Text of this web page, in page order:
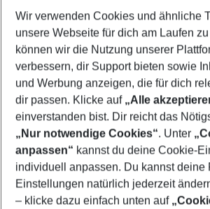
Pauschalreisen Kavala
Frübucher Angebote Kavala für
Urlaub Kavala
Flug & Hotel Kavala
Footer
Footer navigation
Über uns
AGB
Wir verwenden Cookies und ähnliche
unsere Webseite für dich am Laufen
können wir die Nutzung unserer
verbessern, dir Support bieten sowie
und Werbung anzeigen, die für dich
dir passen. Klicke auf „Alle
einverstanden bist. Dir reicht das
„Nur notwendige Cookies“. Unter
anpassen“ kannst du deine Cookie-
individuell anpassen. Du kannst deine
Einstellungen natürlich jederzeit
– klicke dazu einfach unten auf